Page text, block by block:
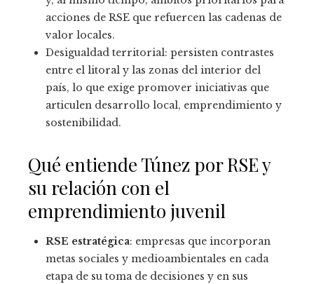
acciones de RSE que refuercen las cadenas de
valor locales.
Desigualdad territorial: persisten contrastes
entre el litoral y las zonas del interior del
país, lo que exige promover iniciativas que
articulen desarrollo local, emprendimiento y
sostenibilidad.
Qué entiende Túnez por RSE y
su relación con el
emprendimiento juvenil
RSE estratégica: empresas que incorporan
metas sociales y medioambientales en cada
etapa de su toma de decisiones y en sus